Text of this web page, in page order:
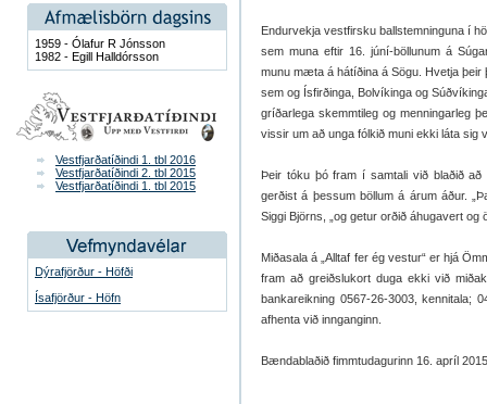
1959 - Ólafur R Jónsson
1982 - Egill Halldórsson
Vestfjarðatíðindi 1. tbl 2016
Vestfjarðatíðindi 2. tbl 2015
Vestfjarðatíðindi 1. tbl 2015
Dýrafjörður - Höfði
Ísafjörður - Höfn
Endurvekja vestfirsku ballstemninguna í
sem muna eftir 16. júní-böllunum á
munu mæta á hátíðina á Sögu. Hvetja þeir
sem og Ísfirðinga, Bolvíkinga og
gríðarlega skemmtileg og menningarleg
vissir um að unga fólkið muni ekki láta sig
Þeir tóku þó fram í samtali við blaðið
gerðist á þessum böllum á árum áður.
Siggi Björns, „og getur orðið áhugavert og
Miðasala á „Alltaf fer ég vestur“ er hjá
fram að greiðslukort duga ekki við
bankareikning 0567-26-3003, kennitala;
afhenta við innganginn.
Bændablaðið fimmtudagurinn 16. apríl 2015